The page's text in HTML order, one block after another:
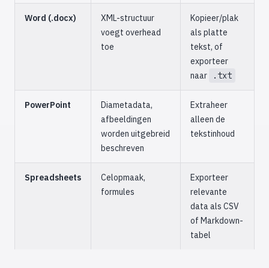
Word (.docx)
XML-structuur
voegt overhead
toe
Kopieer/plak
als platte
tekst, of
exporteer
naar
.txt
PowerPoint
Diametadata,
afbeeldingen
worden uitgebreid
beschreven
Extraheer
alleen de
tekstinhoud
Spreadsheets
Celopmaak,
formules
Exporteer
relevante
data als CSV
of Markdown-
tabel